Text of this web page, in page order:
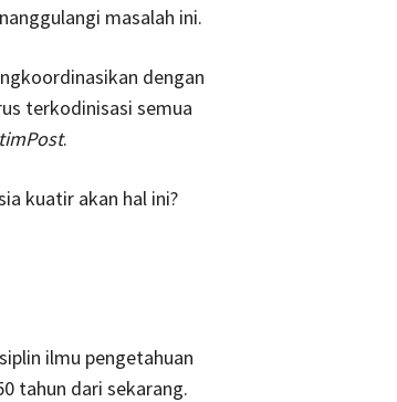
masalah ini.
dengan
terkodinisasi semua
.
kuatir akan hal ini?
ilmu pengetahuan
tahun dari sekarang.